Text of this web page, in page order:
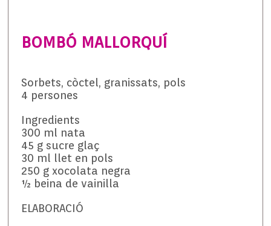
BOMBÓ MALLORQUÍ
Sorbets, còctel, granissats, pols
4 persones
Ingredients
300 ml nata
45 g sucre glaç
30 ml llet en pols
250 g xocolata negra
½ beina de vainilla
ELABORACIÓ